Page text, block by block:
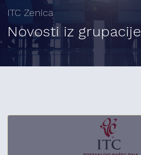
ITC Zenica
Novosti iz grupacije